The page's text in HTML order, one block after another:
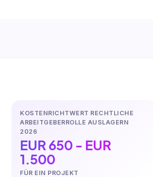
KOSTENRICHTWERT RECHTLICHE
ARBEITGEBERROLLE AUSLAGERN
2026
EUR 650 - EUR
1.500
FÜR EIN PROJEKT